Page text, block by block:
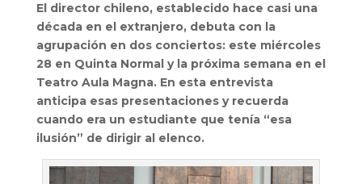
El director chileno, establecido hace casi una
década en el extranjero, debuta con la
agrupación en dos conciertos: este miércoles
28 en Quinta Normal y la próxima semana en el
Teatro Aula Magna. En esta entrevista
anticipa esas presentaciones y recuerda
cuando era un estudiante que tenía “esa
ilusión” de dirigir al elenco.